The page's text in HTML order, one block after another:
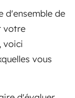
d'ensemble de
votre
voici
vous